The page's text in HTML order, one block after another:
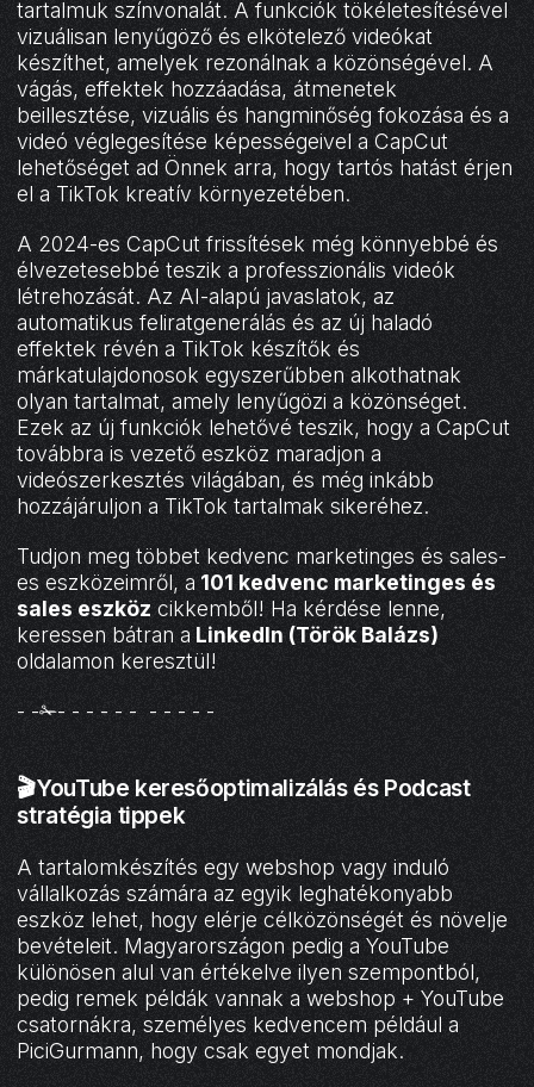
tartalmuk színvonalát. A funkciók tökéletesítésével
vizuálisan lenyűgöző és elkötelező videókat
készíthet, amelyek rezonálnak a közönségével. A
vágás, effektek hozzáadása, átmenetek
beillesztése, vizuális és hangminőség fokozása és a
videó véglegesítése képességeivel a CapCut
lehetőséget ad Önnek arra, hogy tartós hatást érjen
el a TikTok kreatív környezetében.
A 2024-es CapCut frissítések még könnyebbé és
élvezetesebbé teszik a professzionális videók
létrehozását. Az AI-alapú javaslatok, az
automatikus feliratgenerálás és az új haladó
effektek révén a TikTok készítők és
márkatulajdonosok egyszerűbben alkothatnak
olyan tartalmat, amely lenyűgözi a közönséget.
Ezek az új funkciók lehetővé teszik, hogy a CapCut
továbbra is vezető eszköz maradjon a
videószerkesztés világában, és még inkább
hozzájáruljon a TikTok tartalmak sikeréhez.
Tudjon meg többet kedvenc marketinges és sales-
es eszközeimről, a 101 kedvenc marketinges és
sales eszköz cikkemből! Ha kérdése lenne,
keressen bátran a LinkedIn (Török Balázs)
oldalamon keresztül!
- -✁- - - - - - - - - - -
🎬YouTube keresőoptimalizálás és Podcast
stratégia tippek
A tartalomkészítés egy webshop vagy induló
vállalkozás számára az egyik leghatékonyabb
eszköz lehet, hogy elérje célközönségét és növelje
bevételeit. Magyarországon pedig a YouTube
különösen alul van értékelve ilyen szempontból,
pedig remek példák vannak a webshop + YouTube
csatornákra, személyes kedvencem például a
PiciGurmann, hogy csak egyet mondjak.